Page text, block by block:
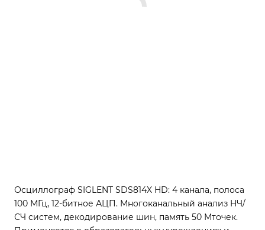
Осциллограф SIGLENT SDS814X HD: 4 канала, полоса
100 МГц, 12-битное АЦП. Многоканальный анализ НЧ/
СЧ систем, декодирование шин, память 50 Мточек.